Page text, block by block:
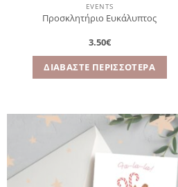
EVENTS
Προσκλητήριο Ευκάλυπτος
3.50€
ΔΙΑΒΆΣΤΕ ΠΕΡΙΣΣΌΤΕΡΑ
Πρόσθήκη
στην
λίστα